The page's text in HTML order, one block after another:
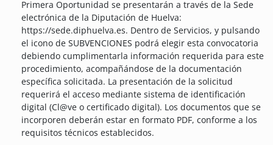
Primera Oportunidad se presentarán a través de la Sede
electrónica de la Diputación de Huelva:
https://sede.diphuelva.es. Dentro de Servicios, y pulsando
el icono de SUBVENCIONES podrá elegir esta convocatoria
debiendo cumplimentarla información requerida para este
procedimiento, acompañándose de la documentación
específica solicitada. La presentación de la solicitud
requerirá el acceso mediante sistema de identificación
digital (Cl@ve o certificado digital). Los documentos que se
incorporen deberán estar en formato PDF, conforme a los
requisitos técnicos establecidos.